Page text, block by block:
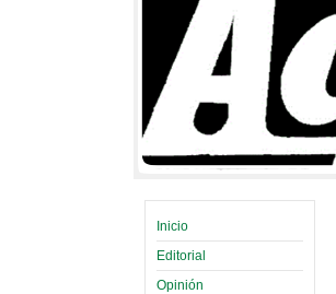
Inicio
Editorial
Opinión